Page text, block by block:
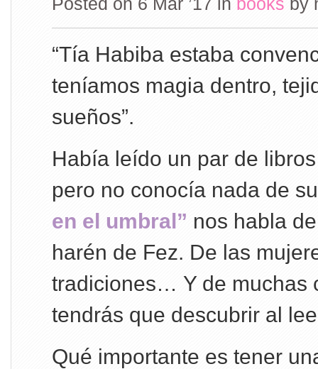
Posted on 6 Mar ’17 in books by
“Tía Habiba estaba
teníamos magia dentro,
sueños”.
Había leído un par de
pero no conocía nada de
en el umbral” nos habla
harén de Fez. De las
tradiciones… Y de muchas
tendrás que descubrir al
Qué importante es tener